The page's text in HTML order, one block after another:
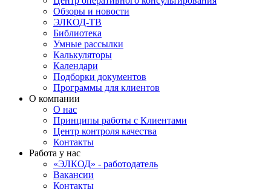
Обзоры и новости
ЭЛКОД-ТВ
Библиотека
Умные рассылки
Калькуляторы
Календари
Подборки документов
Программы для клиентов
О компании
О нас
Принципы работы с Клиентами
Центр контроля качества
Контакты
Работа у нас
«ЭЛКОД» - работодатель
Вакансии
Контакты